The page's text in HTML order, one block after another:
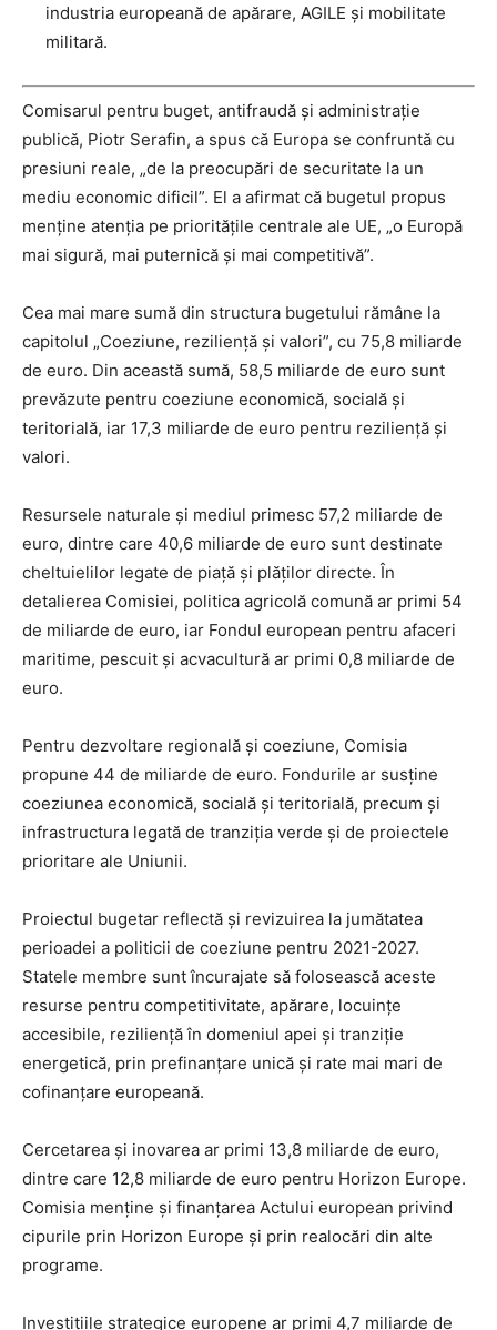
industria europeană de apărare, AGILE și mobilitate
militară.
Comisarul pentru buget, antifraudă și administrație
publică, Piotr Serafin, a spus că Europa se confruntă cu
presiuni reale, „de la preocupări de securitate la un
mediu economic dificil”. El a afirmat că bugetul propus
menține atenția pe prioritățile centrale ale UE, „o Europă
mai sigură, mai puternică și mai competitivă”.
Cea mai mare sumă din structura bugetului rămâne la
capitolul „Coeziune, reziliență și valori”, cu 75,8 miliarde
de euro. Din această sumă, 58,5 miliarde de euro sunt
prevăzute pentru coeziune economică, socială și
teritorială, iar 17,3 miliarde de euro pentru reziliență și
valori.
Resursele naturale și mediul primesc 57,2 miliarde de
euro, dintre care 40,6 miliarde de euro sunt destinate
cheltuielilor legate de piață și plăților directe. În
detalierea Comisiei, politica agricolă comună ar primi 54
de miliarde de euro, iar Fondul european pentru afaceri
maritime, pescuit și acvacultură ar primi 0,8 miliarde de
euro.
Pentru dezvoltare regională și coeziune, Comisia
propune 44 de miliarde de euro. Fondurile ar susține
coeziunea economică, socială și teritorială, precum și
infrastructura legată de tranziția verde și de proiectele
prioritare ale Uniunii.
Proiectul bugetar reflectă și revizuirea la jumătatea
perioadei a politicii de coeziune pentru 2021-2027.
Statele membre sunt încurajate să folosească aceste
resurse pentru competitivitate, apărare, locuințe
accesibile, reziliență în domeniul apei și tranziție
energetică, prin prefinanțare unică și rate mai mari de
cofinanțare europeană.
Cercetarea și inovarea ar primi 13,8 miliarde de euro,
dintre care 12,8 miliarde de euro pentru Horizon Europe.
Comisia menține și finanțarea Actului european privind
cipurile prin Horizon Europe și prin realocări din alte
programe.
Investițiile strategice europene ar primi 4,7 miliarde de